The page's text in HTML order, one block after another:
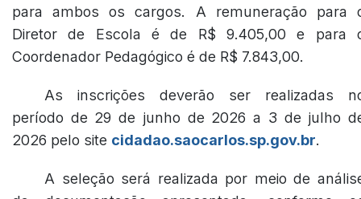
para ambos os cargos. A remuneração para
Diretor de Escola é de R$ 9.405,00 e para
Coordenador Pedagógico é de R$ 7.843,00.
As inscrições deverão ser realizadas
período de 29 de junho de 2026 a 3 de julho
2026 pelo site cidadao.saocarlos.sp.gov.br.
A seleção será realizada por meio de